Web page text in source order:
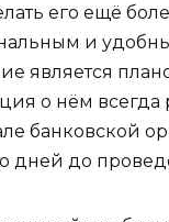
его ещё
и
является
о нём всегда
банковской
дней до